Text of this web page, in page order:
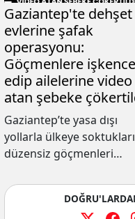
Gazi̇antep'te dehşet
evleri̇ne şafak
operasyonu:
Göçmenlere i̇şkence
edi̇p ai̇leleri̇ne vi̇deo
atan şebeke
Gaziantep’te yasa dışı
yollarla ülkeye soktukları
düzensiz göçmenleri
işkence görüntüleriyle
ailelerinden şantajla